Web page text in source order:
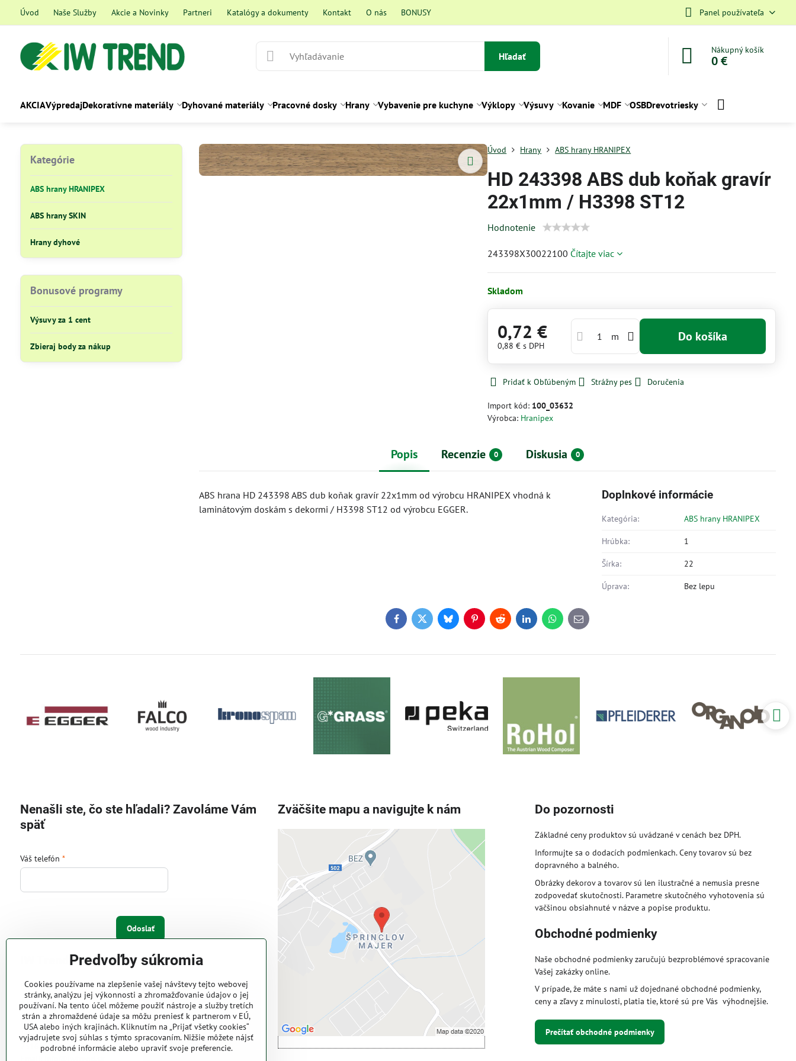
Úvod Naše Služby Akcie a Novinky Partneri Katalógy a dokumenty Kontakt O nás BONUSY Panel používateľa
Hľadať
Nákupný košík
0 €
AKCIAVýpredajDekoratívne materiály Dyhované materiály Pracovné dosky Hrany Vybavenie pre kuchyne Výklopy Výsuvy Kovanie MDF OSBDrevotriesky
Úvod Hrany ABS hrany HRANIPEX
HD 243398 ABS dub koňak gravír
22x1mm / H3398 ST12
Hodnotenie
243398X30022100 Čítajte viac
Skladom
0,72 €
0,88 €s DPH
m Do košíka
Pridať k Obľúbeným Strážny pes Doručenia
Import kód: 100_03632
Výrobca: Hranipex
Popis Recenzie 0 Diskusia 0
ABS hrana HD 243398 ABS dub koňak gravír 22x1mm od výrobcu HRANIPEX vhodná k
laminátovým doskám s dekormi / H3398 ST12 od výrobcu EGGER.
Doplnkové informácie
Kategória: ABS hrany HRANIPEX
Hrúbka: 1
Šírka: 22
Úprava: Bez lepu
FacebookTwitterBlueskyPinterestRedditLinkedInWhatsApp
E-
mail
Kategórie
ABS hrany HRANIPEX
ABS hrany SKIN
Hrany dyhové
Bonusové programy
Výsuvy za 1 cent
Zbieraj body za nákup
Nenašli ste, čo ste hľadali? Zavoláme Vám
späť
Váš telefón *
Odoslať
IW Trend s.r.o.
Pri Majeri 6
831 06 Bratislava
Web: www.iwtrend.sk
Telefón: (02) 4488 4826, 4487
Zväčšite mapu a navigujte k nám
Externý obsah je blokovaný
Prajete si načítať externý obsah?
Povoliť tentokrát
Povoliť a zapamätať - súhlas s druhom
cookie: Funkčné
Otvoriť obsah v novom okne
Do pozornosti
Základné ceny produktov sú uvádzané v cenách bez DPH.
Informujte sa o dodacích podmienkach. Ceny tovarov sú bez
dopravného a balného.
Obrázky dekorov a tovarov sú len ilustračné a nemusia presne
zodpovedať skutočnosti. Parametre skutočného vyhotovenia sú
väčšinou obsiahnuté v názve a popise produktu.
Obchodné podmienky
Naše obchodné podmienky zaručujú bezproblémové spracovanie
Vašej zakázky online.
V prípade, že máte s nami už dojednané obchodné podmienky,
ceny a zľavy z minulosti, platia tie, ktoré sú pre Vás výhodnejšie.
Prečítať obchodné podmienky
Predvoľby súkromia
Cookies používame na zlepšenie vašej návštevy tejto webovej
stránky, analýzu jej výkonnosti a zhromažďovanie údajov o jej
používaní. Na tento účel môžeme použiť nástroje a služby tretích
strán a zhromaždené údaje sa môžu preniesť k partnerom v EÚ,
USA alebo iných krajinách. Kliknutím na „Prijať všetky cookies“
vyjadrujete svoj súhlas s týmto spracovaním. Nižšie môžete nájsť
podrobné informácie alebo upraviť svoje preferencie.